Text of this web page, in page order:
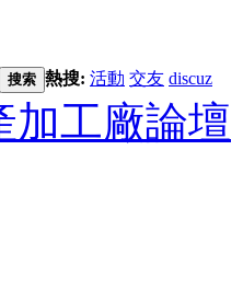
搜索 熱搜: 活動 交友 discuz
加工廠論壇